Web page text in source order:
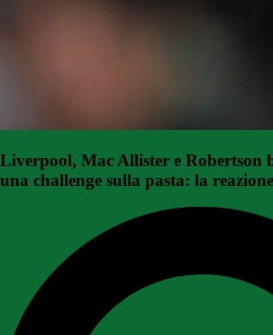
Liverpool, Mac Allister e Robertson
una challenge sulla pasta: la reazione